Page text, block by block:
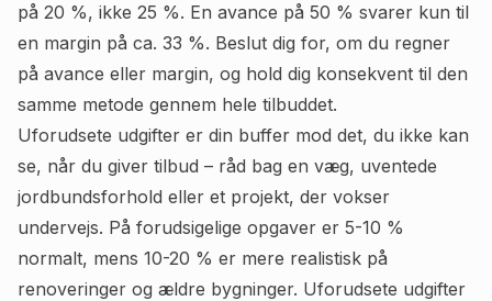
på 20 %, ikke 25 %. En avance på 50 % svarer kun til
en margin på ca. 33 %. Beslut dig for, om du regner
på avance eller margin, og hold dig konsekvent til den
samme metode gennem hele tilbuddet.
Uforudsete udgifter er din buffer mod det, du ikke kan
se, når du giver tilbud – råd bag en væg, uventede
jordbundsforhold eller et projekt, der vokser
undervejs. På forudsigelige opgaver er 5-10 %
normalt, mens 10-20 % er mere realistisk på
renoveringer og ældre bygninger. Uforudsete udgifter